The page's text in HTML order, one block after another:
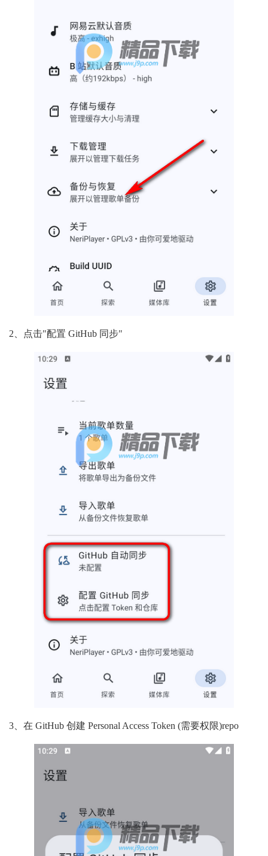
2、点击"配置 GitHub 同步"
3、在 GitHub 创建 Personal Access Token (需要权限)repo